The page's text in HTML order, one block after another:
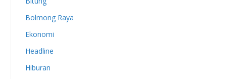
Bolmong Raya
Ekonomi
Headline
Hiburan